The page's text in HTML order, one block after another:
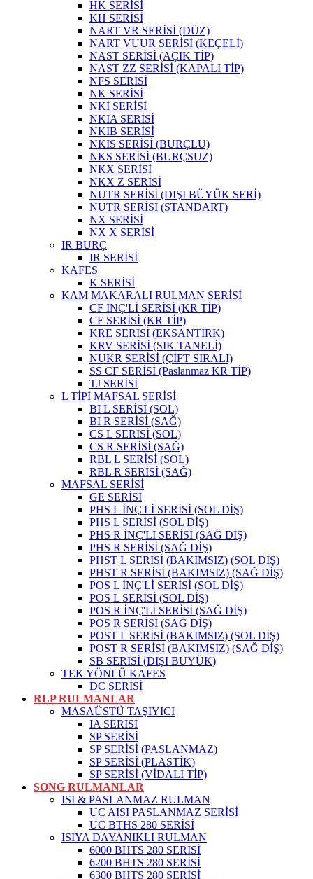
HK SERİSİ
KH SERİSİ
NART VR SERİSİ (DÜZ)
NART VUUR SERİSİ (KEÇELİ)
NAST SERİSİ (AÇIK TİP)
NAST ZZ SERİSİ (KAPALI TİP)
NFS SERİSİ
NK SERİSİ
NKİ SERİSİ
NKIA SERİSİ
NKIB SERİSİ
NKIS SERİSİ (BURÇLU)
NKS SERİSİ (BURÇSUZ)
NKX SERİSİ
NKX Z SERİSİ
NUTR SERİSİ (DIŞI BÜYÜK SERİ)
NUTR SERİSİ (STANDART)
NX SERİSİ
NX X SERİSİ
IR BURÇ
IR SERİSİ
KAFES
K SERİSİ
KAM MAKARALI RULMAN SERİSİ
CF İNÇ'Lİ SERİSİ (KR TİP)
CF SERİSİ (KR TİP)
KRE SERİSİ (EKSANTİRK)
KRV SERİSİ (SIK TANELİ)
NUKR SERİSİ (ÇİFT SIRALI)
SS CF SERİSİ (Paslanmaz KR TİP)
TJ SERİSİ
L TİPİ MAFSAL SERİSİ
BI L SERİSİ (SOL)
BI R SERİSİ (SAĞ)
CS L SERİSİ (SOL)
CS R SERİSİ (SAĞ)
RBL L SERİSİ (SOL)
RBL R SERİSİ (SAĞ)
MAFSAL SERİSİ
GE SERİSİ
PHS L İNÇ'Lİ SERİSİ (SOL DİŞ)
PHS L SERİSİ (SOL DİŞ)
PHS R İNÇ'Lİ SERİSİ (SAĞ DİŞ)
PHS R SERİSİ (SAĞ DİŞ)
PHST L SERİSİ (BAKIMSIZ) (SOL DİŞ)
PHST R SERİSİ (BAKIMSIZ) (SAĞ DİŞ)
POS L İNÇ'Lİ SERİSİ (SOL DİŞ)
POS L SERİSİ (SOL DİŞ)
POS R İNÇ'Lİ SERİSİ (SAĞ DİŞ)
POS R SERİSİ (SAĞ DİŞ)
POST L SERİSİ (BAKIMSIZ) (SOL DİŞ)
POST R SERİSİ (BAKIMSIZ) (SAĞ DİŞ)
SB SERİSİ (DIŞI BÜYÜK)
TEK YÖNLÜ KAFES
DC SERİSİ
RLP RULMANLAR
MASAÜSTÜ TAŞIYICI
IA SERİSİ
SP SERİSİ
SP SERİSİ (PASLANMAZ)
SP SERİSİ (PLASTİK)
SP SERİSİ (VİDALI TİP)
SONG RULMANLAR
ISI & PASLANMAZ RULMAN
UC AISI PASLANMAZ SERİSİ
UC BTHS 280 SERİSİ
ISIYA DAYANIKLI RULMAN
6000 BHTS 280 SERİSİ
6200 BHTS 280 SERİSİ
6300 BHTS 280 SERİSİ